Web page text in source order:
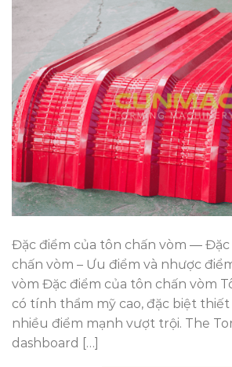
Đặc điểm của tôn chấn vòm — Đặc
chấn vòm – Ưu điểm và nhược
vòm Đặc điểm của tôn chấn vòm
có tính thẩm mỹ cao, đặc biệt
nhiều điểm mạnh vượt trội. The
dashboard […]